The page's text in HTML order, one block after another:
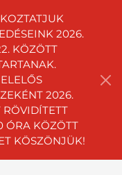
2026.
KÖZÖTT
2026.
RÖVIDÍTETT
ÓRA KÖZÖTT
KÖSZÖNJÜK!